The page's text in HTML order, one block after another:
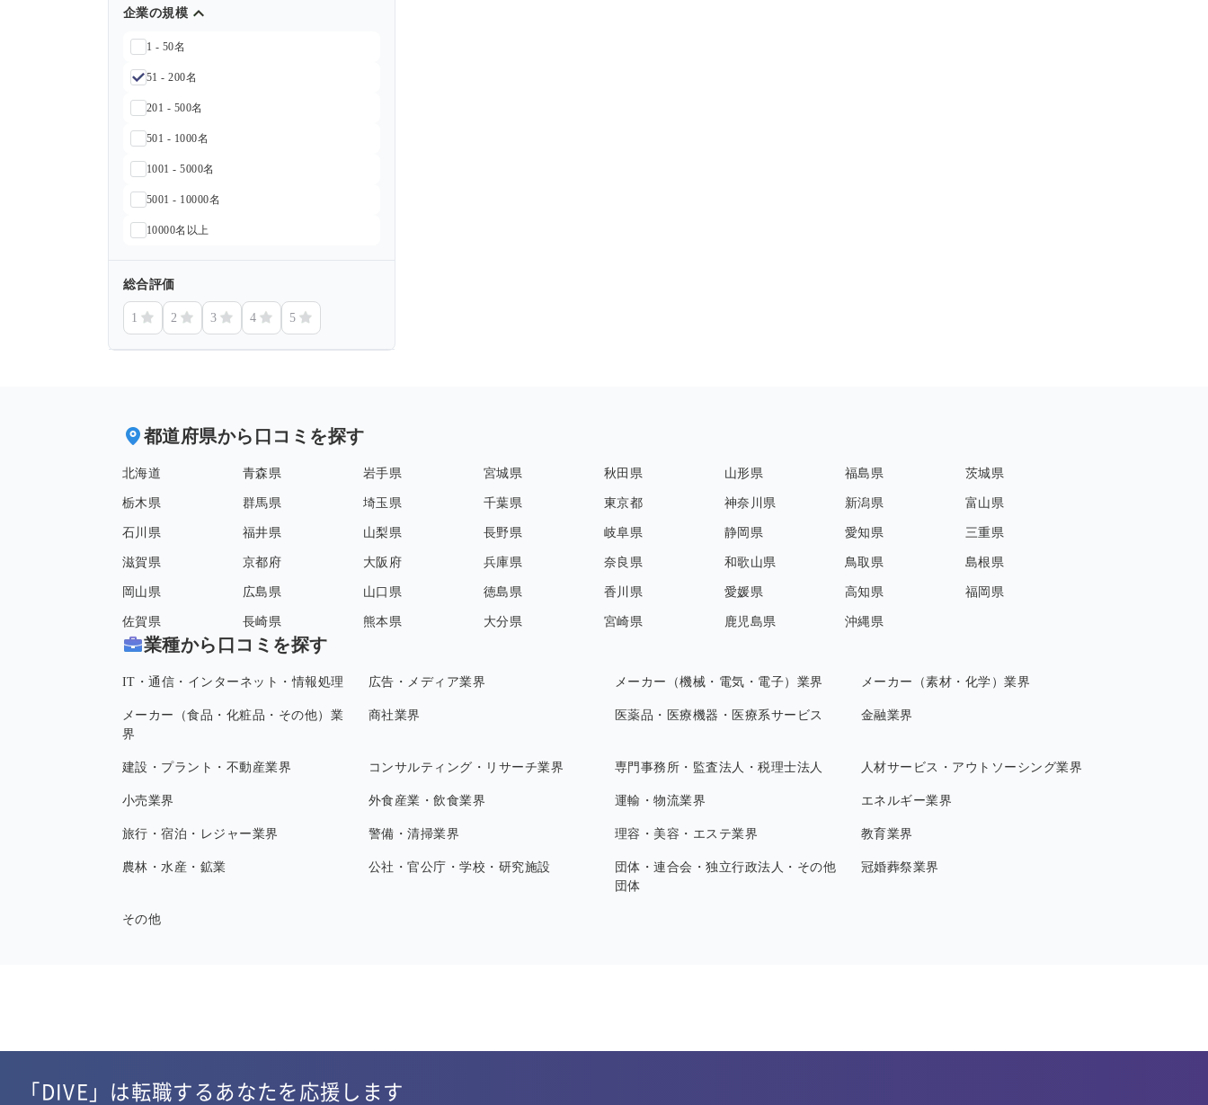
企業の規模
1 - 50名
51 - 200名
201 - 500名
501 - 1000名
1001 - 5000名
5001 - 10000名
10000名以上
総合評価
1 2 3 4 5
都道府県から口コミを探す
北海道 青森県 岩手県 宮城県 秋田県 山形県 福島県 茨城県
栃木県 群馬県 埼玉県 千葉県 東京都 神奈川県 新潟県 富山県
石川県 福井県 山梨県 長野県 岐阜県 静岡県 愛知県 三重県
滋賀県 京都府 大阪府 兵庫県 奈良県 和歌山県 鳥取県 島根県
岡山県 広島県 山口県 徳島県 香川県 愛媛県 高知県 福岡県
佐賀県 長崎県 熊本県 大分県 宮崎県 鹿児島県 沖縄県
業種から口コミを探す
IT・通信・インターネット・情報処理 広告・メディア業界 メーカー（機械・電気・電子）業界 メーカー（素材・化学）業界
メーカー（食品・化粧品・その他）業
界
商社業界 医薬品・医療機器・医療系サービス 金融業界
建設・プラント・不動産業界 コンサルティング・リサーチ業界 専門事務所・監査法人・税理士法人 人材サービス・アウトソーシング業界
小売業界 外食産業・飲食業界 運輸・物流業界 エネルギー業界
旅行・宿泊・レジャー業界 警備・清掃業界 理容・美容・エステ業界 教育業界
農林・水産・鉱業 公社・官公庁・学校・研究施設
団体・連合会・独立行政法人・その他
団体
冠婚葬祭業界
その他
「DIVE」は転職するあなたを応援します